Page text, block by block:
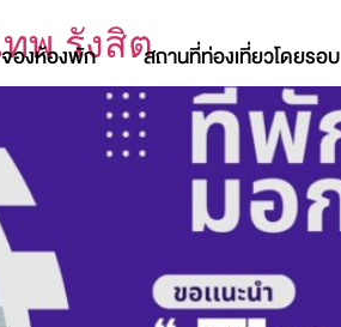
จองห้องพัก สถานที่ท่องเที่ยวโดยรอบ
พ รังสิต